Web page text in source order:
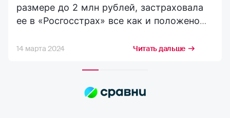
размере до 2 млн рублей, застраховала
ее в «Росгосстрах» все как и положено
случилось несчастье её через некоторое
кратчайшие сроки в ее страховую
компанию и согласно требованиям
компании (выполняя все их запросы по
14 марта 2024 Читать дальше